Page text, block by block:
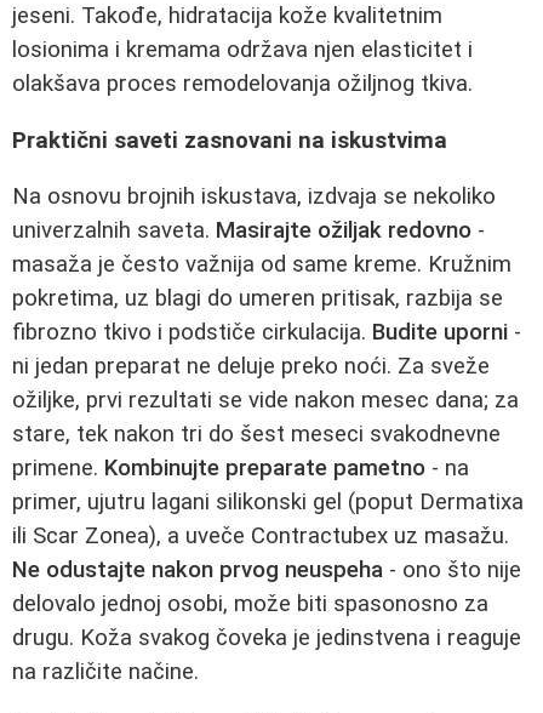
jeseni. Takođe, hidratacija kože kvalitetnim
losionima i kremama održava njen elasticitet i
olakšava proces remodelovanja ožiljnog tkiva.
Praktični saveti zasnovani na iskustvima
Na osnovu brojnih iskustava, izdvaja se nekoliko
univerzalnih saveta. Masirajte ožiljak redovno -
masaža je često važnija od same kreme. Kružnim
pokretima, uz blagi do umeren pritisak, razbija se
fibrozno tkivo i podstiče cirkulacija. Budite uporni -
ni jedan preparat ne deluje preko noći. Za sveže
ožiljke, prvi rezultati se vide nakon mesec dana; za
stare, tek nakon tri do šest meseci svakodnevne
primene. Kombinujte preparate pametno - na
primer, ujutru lagani silikonski gel (poput Dermatixa
ili Scar Zonea), a uveče Contractubex uz masažu.
Ne odustajte nakon prvog neuspeha - ono što nije
delovalo jednoj osobi, može biti spasonosno za
drugu. Koža svakog čoveka je jedinstvena i reaguje
na različite načine.